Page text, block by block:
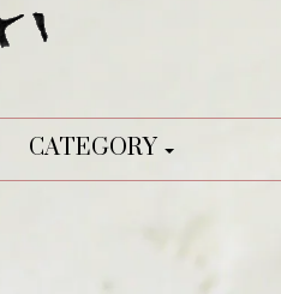
CATEGORY